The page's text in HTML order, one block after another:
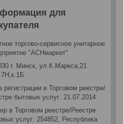
для
торгово-сервисное унитарное
"АСНмаркет"
г. Минск, ул.К.Маркса,21
регистрации в Торговом реестре/
бытовых услуг: 21.07.2014
в Торговом реестре/Реестре
услуг: 254852, Республика